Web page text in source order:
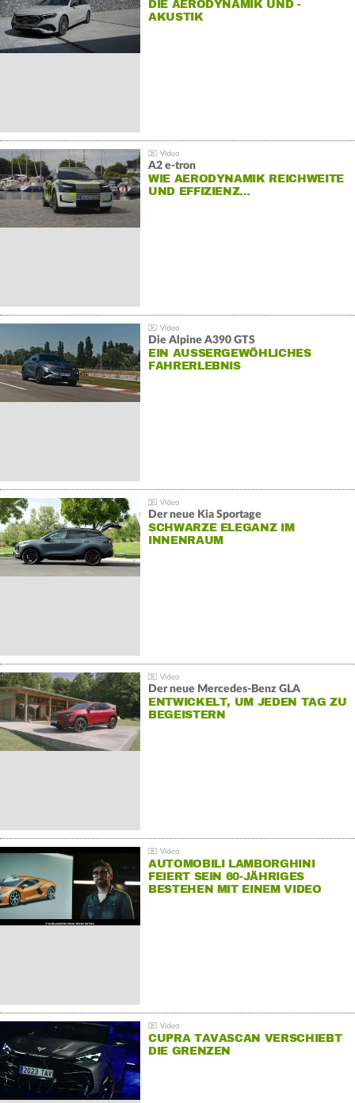
DIE AERODYNAMIK UND -
AKUSTIK
A2 e-tron
WIE AERODYNAMIK REICHWEITE
UND EFFIZIENZ…
Die Alpine A390 GTS
EIN AUSSERGEWÖHLICHES F
AHRERLEBNIS
Der neue Kia Sportage
SCHWARZE ELEGANZ IM
INNENRAUM
Der neue Mercedes-Benz GLA
ENTWICKELT, UM JEDEN TAG ZU
BEGEISTERN
AUTOMOBILI LAMBORGHINI
FEIERT SEIN 60-JÄHRIGES
BESTEHEN MIT EINEM VIDEO
CUPRA TAVASCAN VERSCHIEBT
DIE GRENZEN